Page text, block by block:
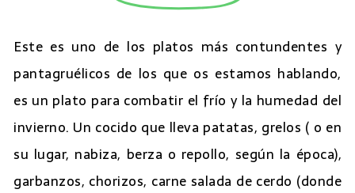
Este es uno de los platos más contundentes y
pantagruélicos de los que os estamos hablando,
es un plato para combatir el frío y la humedad del
invierno. Un cocido que lleva patatas, grelos ( o en
su lugar, nabiza, berza o repollo, según la época),
garbanzos, chorizos, carne salada de cerdo (donde